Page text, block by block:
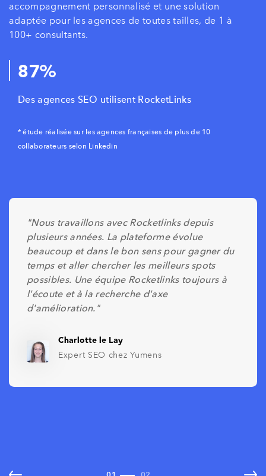
accompagnement personnalisé et une solution
adaptée pour les agences de toutes tailles, de 1 à
100+ consultants.
87%
Des agences SEO utilisent RocketLinks
* étude réalisée sur les agences françaises de plus de 10
collaborateurs selon Linkedin
"Nous travaillons avec Rocketlinks depuis
plusieurs années. La plateforme évolue
beaucoup et dans le bon sens pour gagner du
temps et aller chercher les meilleurs spots
possibles. Une équipe Rocketlinks toujours à
l'écoute et à la recherche d'axe
d'amélioration."
Charlotte le Lay
Expert SEO chez Yumens